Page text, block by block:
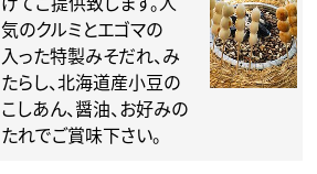
げてご提供致します。人
気のクルミとエゴマの
入った特製みそだれ、み
たらし、北海道産小豆の
こしあん、醤油、お好みの
たれでご賞味下さい。